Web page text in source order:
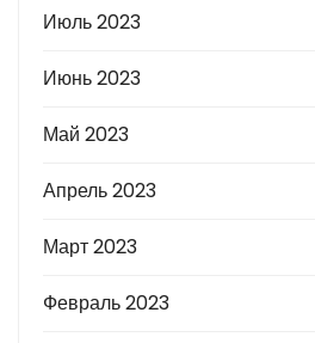
Июль 2023
Июнь 2023
Май 2023
Апрель 2023
Март 2023
Февраль 2023